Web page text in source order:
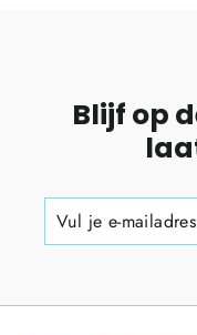
Blijf op